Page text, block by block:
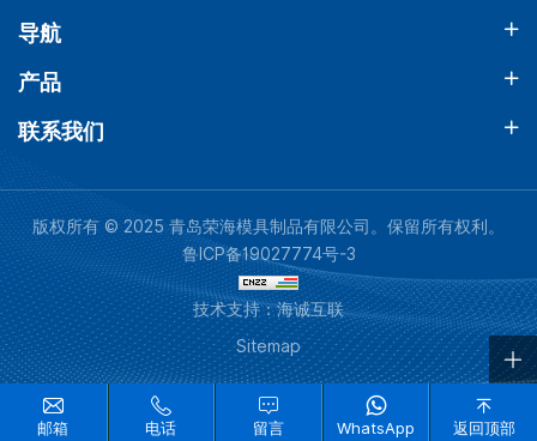
导航
产品
联系我们
版权所有 © 2025 青岛荣海模具制品有限公司。保留所有权利。
鲁ICP备19027774号-3
技术支持：海诚互联
Sitemap
邮箱 电话 留言 WhatsApp 返回顶部